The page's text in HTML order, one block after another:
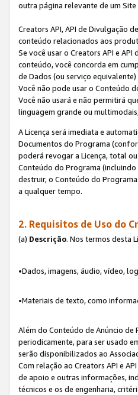
outra página relevante de um
Creators API, API de Divulgação
conteúdo relacionados aos
Se você usar o Creators API e
conteúdo, você concorda em
de Dados (ou serviço
Você não pode usar o Conteúdo
Você não usará e não permitirá
linguagem grande ou
A Licença será imediata e
Documentos do Programa
poderá revogar a Licença, total
Conteúdo do Programa
destruir, o Conteúdo do
a qualquer tempo.
2. Requisitos de Uso do
(a) Descrição. Nos termos desta
•Dados, imagens, áudio, vídeo,
•Materiais de texto, como
Além do Conteúdo de Anúncio de
periodicamente, para ser usado
serão disponibilizados ao
Com relação ao Creators API e
de apoio e outras informações,
técnicos e os de engenharia,